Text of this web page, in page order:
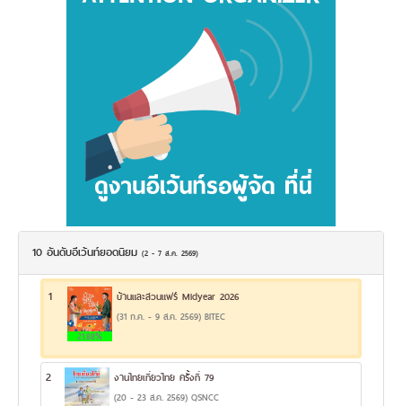
10 อันดับอีเว้นท์ยอดนิยม (2 - 7 ส.ค. 2569)
1
21.88%
บ้านและสวนแฟร์ Midyear 2026
(31 ก.ค. - 9 ส.ค. 2569) BITEC
2 งานไทยเที่ยวไทย ครั้งที่ 79
(20 - 23 ส.ค. 2569) QSNCC